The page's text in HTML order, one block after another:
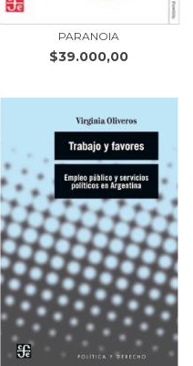
PARANOIA
$39.000,00